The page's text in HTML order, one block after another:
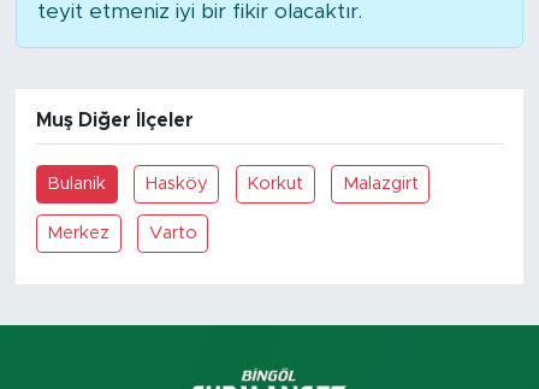
teyit etmeniz iyi bir fikir olacaktır.
Muş Diğer İlçeler
Bulanik Hasköy Korkut Malazgirt
Merkez Varto